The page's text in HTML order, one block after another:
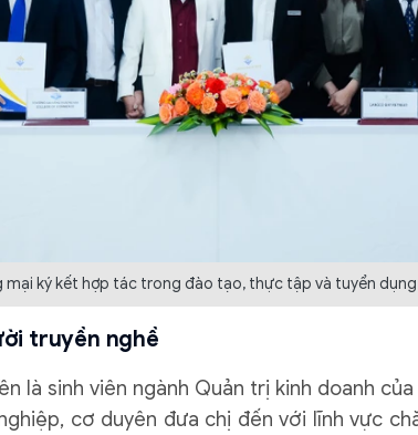
mại ký kết hợp tác trong đào tạo, thực tập và tuyển
truyền nghề
là sinh viên ngành Quản trị kinh doanh
cơ duyên đưa chị đến với lĩnh vực